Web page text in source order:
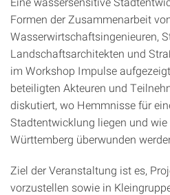
Formen der Zusammenarbeit
Wasserwirtschaftsingenieuren,
Landschaftsarchitekten und
im Workshop Impulse
beteiligten Akteuren und
diskutiert, wo Hemmnisse für
Stadtentwicklung liegen und wie
Württemberg überwunden
Ziel der Veranstaltung ist es,
vorzustellen sowie in